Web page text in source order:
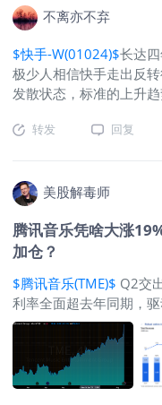
入百亿，招募厨师，最终
能，机器炒菜等等。这玩
搞成了，那就是现炒现
菜。最大的问题可能是
产恰恰是京东对的长项，
到地狱了
不离亦不弃
$快手-W(01024)$长达
极少人相信快手走出反
发散状态，标准的上升
转发 回复
美股解毒师
腾讯音乐凭啥大涨
加仓？
$腾讯音乐(TME)$ Q2交
利率全面超去年同期，
继续收缩但拖累可控；广
比承压、MAU小幅下滑
报后大涨19%，但从估
右，若以隐含15-20%的